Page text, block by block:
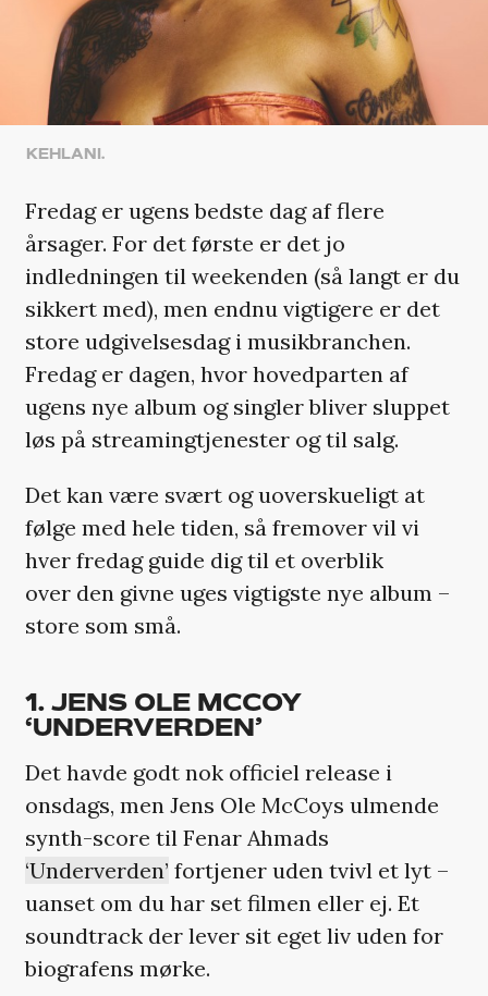
KEHLANI.
Fredag er ugens bedste dag af flere
årsager. For det første er det jo
indledningen til weekenden (så langt er du
sikkert med), men endnu vigtigere er det
store udgivelsesdag i musikbranchen.
Fredag er dagen, hvor hovedparten af
ugens nye album og singler bliver sluppet
løs på streamingtjenester og til salg.
Det kan være svært og uoverskueligt at
følge med hele tiden, så fremover vil vi
hver fredag guide dig til et overblik
over den givne uges vigtigste nye album –
store som små.
1. JENS OLE MCCOY
‘UNDERVERDEN’
Det havde godt nok officiel release i
onsdags, men Jens Ole McCoys ulmende
synth-score til Fenar Ahmads
‘Underverden’ fortjener uden tvivl et lyt –
uanset om du har set filmen eller ej. Et
soundtrack der lever sit eget liv uden for
biografens mørke.